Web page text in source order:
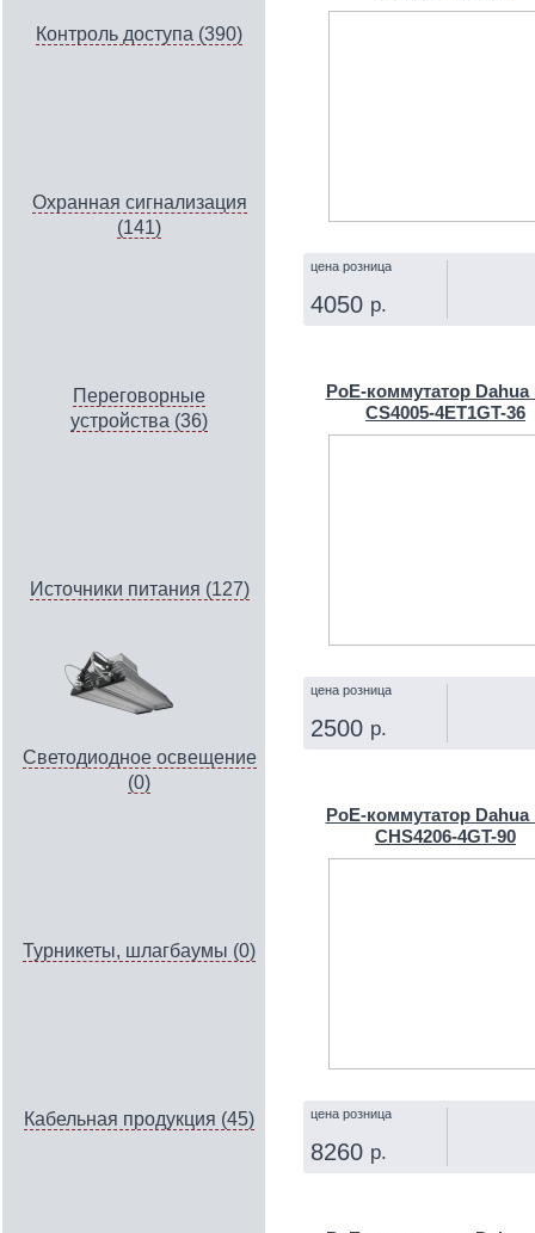
Контроль доступа (390)
Охранная сигнализация
(141)
Переговорные
устройства (36)
Источники питания (127)
Светодиодное освещение
(0)
Турникеты, шлагбаумы (0)
Кабельная продукция (45)
цена розница
4050 р.
PoE-коммутатор Dahua
CS4005-4ET1GT-36
цена розница
2500 р.
PoE-коммутатор Dahua
CHS4206-4GT-90
цена розница
8260 р.